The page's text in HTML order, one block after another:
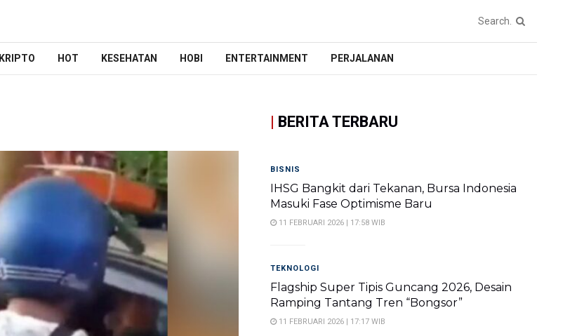
KRIPTO HOT KESEHATAN HOBI ENTERTAINMENT PERJALANAN
| BERITA TERBARU
BISNIS
IHSG Bangkit dari Tekanan, Bursa Indonesia
Masuki Fase Optimisme Baru
11 FEBRUARI 2026 | 17:58 WIB
TEKNOLOGI
Flagship Super Tipis Guncang 2026, Desain
Ramping Tantang Tren “Bongsor”
11 FEBRUARI 2026 | 17:17 WIB